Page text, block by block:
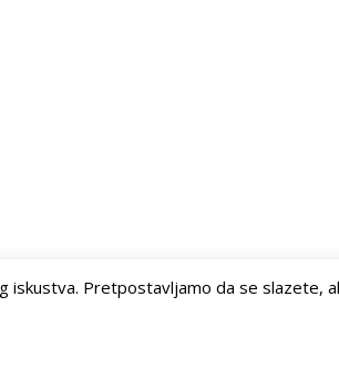
iskustva. Pretpostavljamo da se slazete,